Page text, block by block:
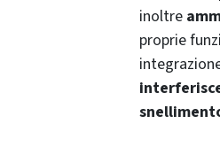
inoltre
proprie